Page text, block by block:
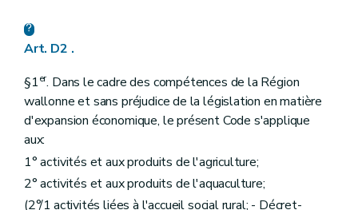
Section 2 Champ d'application
Art. D137
Section 3
Mise en culture, notifications et obligations des producteurs et des entreprises
Sous-section 1re
Principe
Sous-section 2 Notifications aux tiers
Art. D139
Sous-section 3 La demande d'inscription
Art. D140
Art. D2 .
§1er. Dans le cadre des compétences de la Région
wallonne et sans préjudice de la législation en matière
d'expansion économique, le présent Code s'applique
aux:
1° activités et aux produits de l'agriculture;
2° activités et aux produits de l'aquaculture;
(2°/1 activités liées à l'accueil social rural; - Décret-